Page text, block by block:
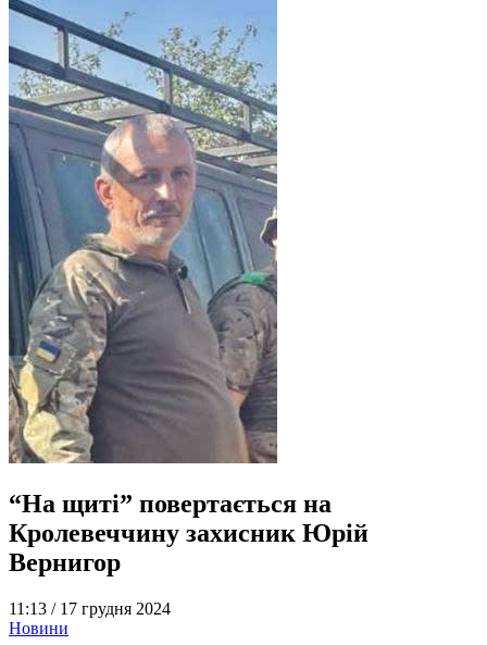
“На щиті” повертається на
Кролевеччину захисник Юрій
Вернигор
11:13 / 17 грудня 2024
Новини